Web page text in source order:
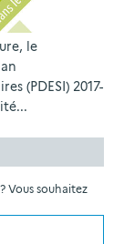
le
(PDESI) 2017-
Vous souhaitez